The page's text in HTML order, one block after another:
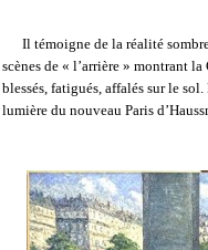
Il témoigne de la réalité
scènes de « l’arrière » montrant
blessés, fatigués, affalés sur le
lumière du nouveau Paris